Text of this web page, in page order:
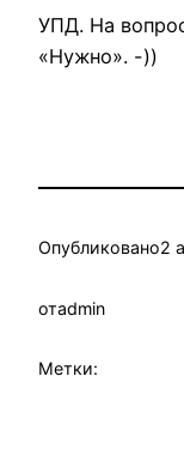
УПД. На
«Нужно». -))
Опубликовано2
отadmin
Метки: